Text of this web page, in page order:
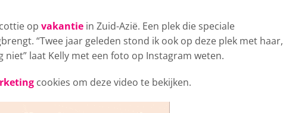
op vakantie in Zuid-Azië. Een plek die speciale
“Twee jaar geleden stond ik ook op deze plek met haar,
laat Kelly met een foto op Instagram weten.
cookies om deze video te bekijken.